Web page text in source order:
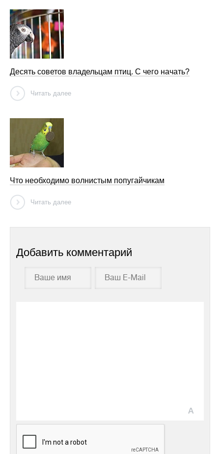
Десять советов владельцам птиц. С чего начать?
Читать далее
Что необходимо волнистым попугайчикам
Читать далее
Добавить комментарий